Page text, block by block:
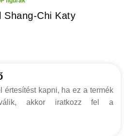
Shang-Chi Katy
értesítést kapni, ha ez a termék
akkor iratkozz fel a